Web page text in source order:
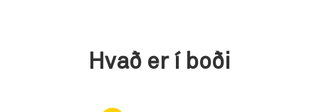
Hvað er í boði